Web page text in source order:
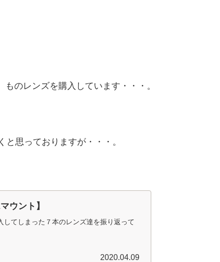
のレンズを購入しています・・・。
思っておりますが・・・。
ウント】
てしまった７本のレンズ達を振り返って
2020.04.09